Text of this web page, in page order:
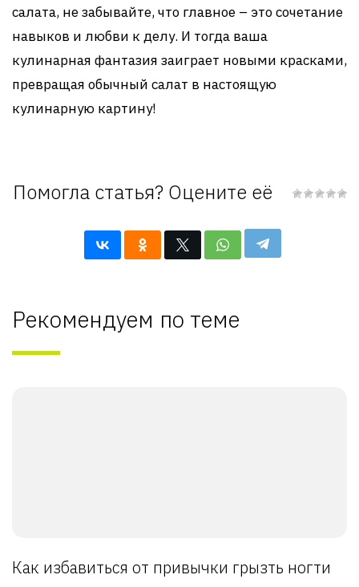
салата, не забывайте, что главное – это сочетание
навыков и любви к делу. И тогда ваша
кулинарная фантазия заиграет новыми красками,
превращая обычный салат в настоящую
кулинарную картину!
Помогла статья? Оцените её
Рекомендуем по теме
Как избавиться от привычки грызть ногти